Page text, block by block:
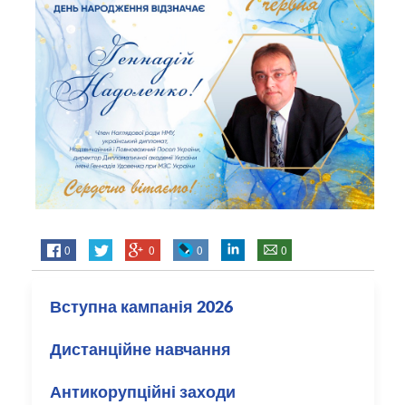
0 0 0 0
Вступна кампанія 2026
Дистанційне навчання
Антикорупційні заходи